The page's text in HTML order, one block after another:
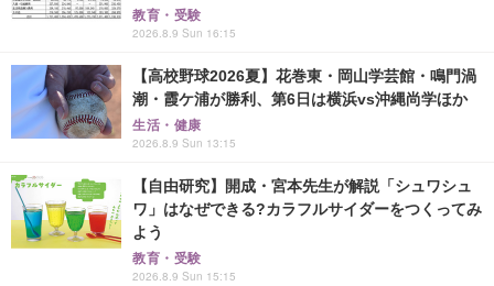
教育・受験
2026.8.9 Sun 16:15
【高校野球2026夏】花巻東・岡山学芸館・鳴門渦
潮・霞ケ浦が勝利、第6日は横浜vs沖縄尚学ほか
生活・健康
2026.8.9 Sun 13:15
【自由研究】開成・宮本先生が解説「シュワシュ
ワ」はなぜできる?カラフルサイダーをつくってみ
よう
教育・受験
2026.8.9 Sun 15:15